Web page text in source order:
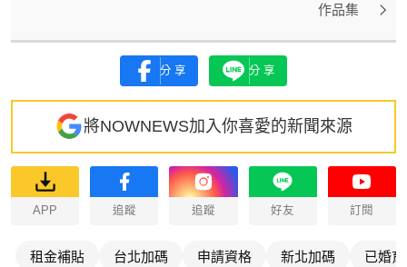
作品集
分享 分享
將NOWNEWS加入你喜愛的新聞來源
APP 追蹤 追蹤 好友 訂閱
租金補貼 台北加碼 申請資格 新北加碼 已婚